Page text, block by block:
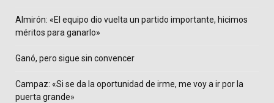
Almirón: «El equipo dio vuelta un partido importante, hicimos
méritos para ganarlo»
Ganó, pero sigue sin convencer
Campaz: «Si se da la oportunidad de irme, me voy a ir por la
puerta grande»